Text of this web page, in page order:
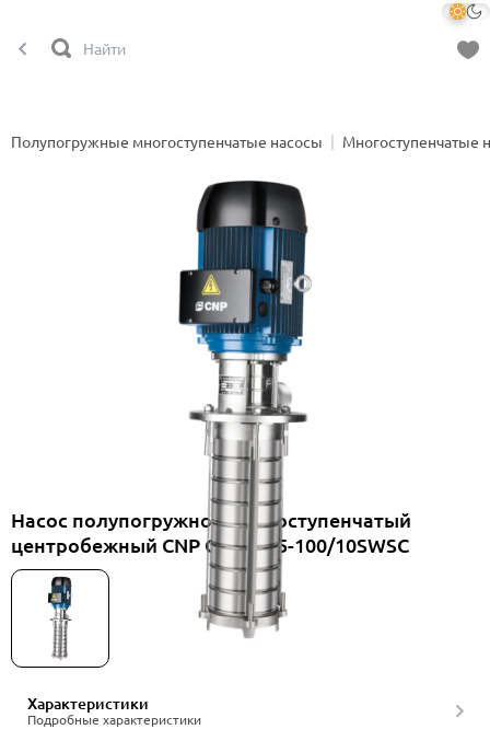
Полупогружные многоступенчатые насосы Многоступенчатые
Насос полупогружной многоступенчатый
центробежный CNP CDLKF15-100/10SWSC
Характеристики
Подробные характеристики